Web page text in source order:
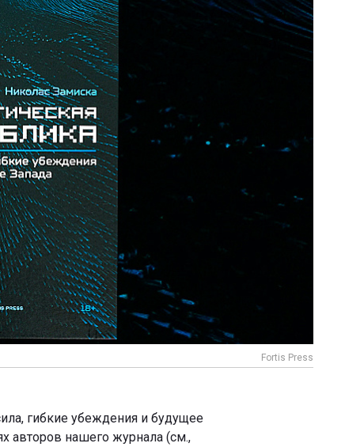
Fortis Press
гибкие убеждения и будущее
авторов нашего журнала (см.,